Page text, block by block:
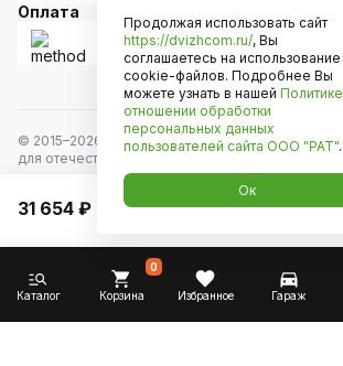
31 654 ₽ Добавить в
Оплата
© 2015–2026
Движком — сеть магазинов
для отечественных автомобилей и иномарок.
носит исключительно информационный
публичной офертой, определяемой
ст. 437 Гражданского кодекса РФ. Все права
Каталог Корзина
0
Избранное Гараж
Продолжая использовать сайт
https://dvizhcom.ru/, Вы
соглашаетесь на использование
cookie-файлов. Подробнее Вы
можете узнать в нашей
отношении обработки
персональных данных
пользователей сайта ООО "РАТ".
Ок